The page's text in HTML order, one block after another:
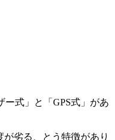
式」と「GPS式」があ
劣る、とう特徴があり